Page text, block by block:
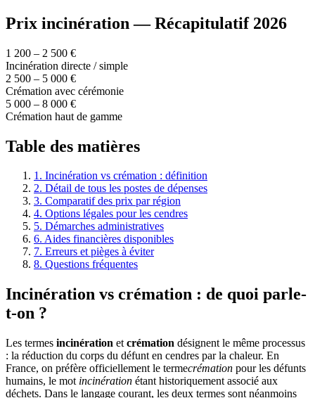
Prix incinération — Récapitulatif 2026
1 200 – 2 500 €
Incinération directe / simple
2 500 – 5 000 €
Crémation avec cérémonie
5 000 – 8 000 €
Crémation haut de gamme
Table des matières
1. Incinération vs crémation : définition
2. Détail de tous les postes de dépenses
3. Comparatif des prix par région
4. Options légales pour les cendres
5. Démarches administratives
6. Aides financières disponibles
7. Erreurs et pièges à éviter
8. Questions fréquentes
Incinération vs crémation : de quoi parle-
t-on ?
Les termes incinération et crémation désignent le même processus
: la réduction du corps du défunt en cendres par la chaleur. En
France, on préfère officiellement le termecrémation pour les défunts
humains, le mot incinération étant historiquement associé aux
déchets. Dans le langage courant, les deux termes sont néanmoins